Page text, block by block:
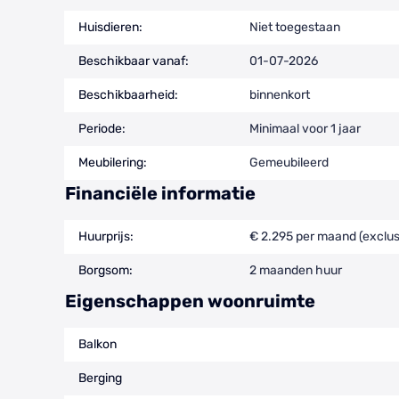
Huisdieren: Niet toegestaan
Beschikbaar vanaf: 01-07-2026
Beschikbaarheid: binnenkort
Periode: Minimaal voor 1 jaar
Meubilering: Gemeubileerd
Financiële informatie
Huurprijs: € 2.295 per maand
Borgsom: 2 maanden huur
Eigenschappen woonruimte
Balkon
Berging